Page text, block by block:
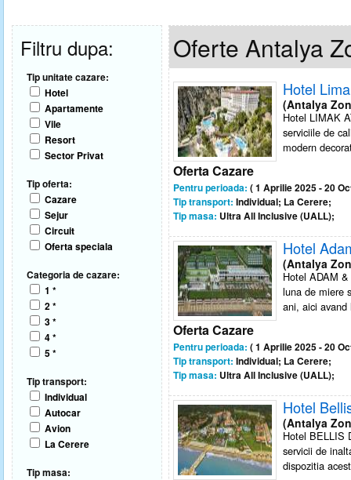
Filtru dupa:
Tip unitate cazare:
Hotel
Apartamente
Vile
Resort
Sector Privat
Tip oferta:
Cazare
Sejur
Circuit
Oferta speciala
Categoria de cazare:
1 *
2 *
3 *
4 *
5 *
Tip transport:
Individual
Autocar
Avion
La Cerere
Tip masa:
Oferte Antalya
Hotel
(Antalya
Hotel LIMAK
serviciile de
modern
Oferta Cazare
Pentru perioada: ( 1 Aprilie 2025 - 20
Tip transport: Individual; La Cerere;
Tip masa: Ultra All Inclusive (UALL);
Hotel
(Antalya
Hotel ADAM
luna de miere
ani, aici
Oferta Cazare
Pentru perioada: ( 1 Aprilie 2025 - 20
Tip transport: Individual; La Cerere;
Tip masa: Ultra All Inclusive (UALL);
Hotel
(Antalya
Hotel BELLIS
servicii de
dispozitia